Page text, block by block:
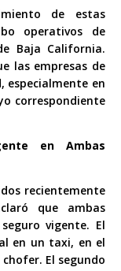
de estas
operativos de
Baja California.
las empresas de
especialmente en
correspondiente
en Ambas
recientemente
que ambas
vigente. El
en un taxi, en el
El segundo